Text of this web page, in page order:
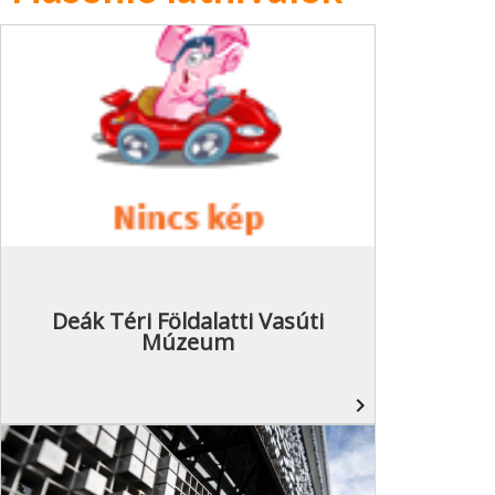
Deák Téri Földalatti Vasúti
Múzeum
navigate_next